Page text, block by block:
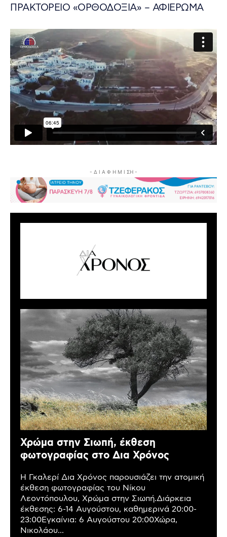
ΠΡΑΚΤΟΡΕΙΟ «ΟΡΘΟΔΟΞΙΑ» – ΑΦΙΕΡΩΜΑ
- Δ Ι Α Φ Η Μ Ι ΣΗ -
Χρώμα στην Σιωπή, έκθεση
φωτογραφίας στο Δια Χρόνος
Η Γκαλερί Δια Χρόνος παρουσιάζει την ατομική
έκθεση φωτογραφίας του Νίκου
Λεοντόπουλου, Χρώμα στην Σιωπή.Διάρκεια
έκθεσης: 6-14 Αυγούστου, καθημερινά 20:00-
23:00Εγκαίνια: 6 Αυγούστου 20:00Χώρα,
Νικολάου...